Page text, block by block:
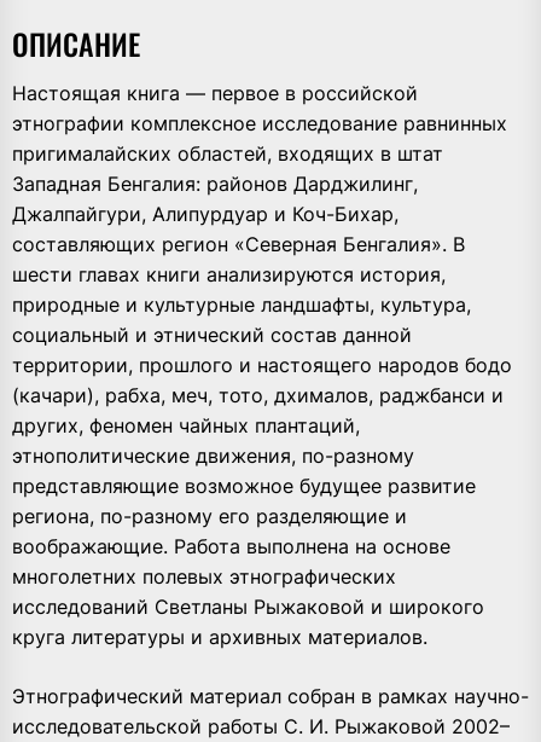
ОПИСАНИЕ
Настоящая книга — первое в российской
этнографии комплексное исследование равнинных
пригималайских областей, входящих в штат
Западная Бенгалия: районов Дарджилинг,
Джалпайгури, Алипурдуар и Коч-Бихар,
составляющих регион «Северная Бенгалия». В
шести главах книги анализируются история,
природные и культурные ландшафты, культура,
социальный и этнический состав данной
территории, прошлого и настоящего народов бодо
(качари), рабха, меч, тото, дхималов, раджбанси и
других, феномен чайных плантаций,
этнополитические движения, по-разному
представляющие возможное будущее развитие
региона, по-разному его разделяющие и
воображающие. Работа выполнена на основе
многолетних полевых этнографических
исследований Светланы Рыжаковой и широкого
круга литературы и архивных материалов.
Этнографический материал собран в рамках научно-
исследовательской работы С. И. Рыжаковой 2002–